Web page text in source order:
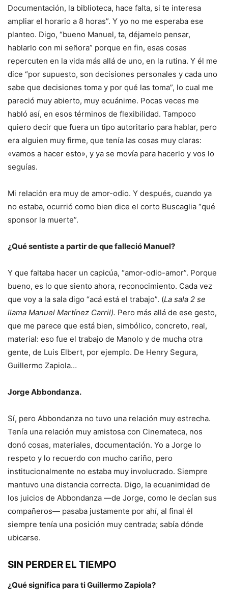
Documentación, la biblioteca, hace falta, si te interesa
ampliar el horario a 8 horas”. Y yo no me esperaba ese
planteo. Digo, “bueno Manuel, ta, déjamelo pensar,
hablarlo con mi señora” porque en fin, esas cosas
repercuten en la vida más allá de uno, en la rutina. Y él me
dice “por supuesto, son decisiones personales y cada uno
sabe que decisiones toma y por qué las toma”, lo cual me
pareció muy abierto, muy ecuánime. Pocas veces me
habló así, en esos términos de flexibilidad. Tampoco
quiero decir que fuera un tipo autoritario para hablar, pero
era alguien muy firme, que tenía las cosas muy claras:
«vamos a hacer esto», y ya se movía para hacerlo y vos lo
seguías.
Mi relación era muy de amor-odio. Y después, cuando ya
no estaba, ocurrió como bien dice el corto Buscaglia “qué
sponsor la muerte”.
¿Qué sentiste a partir de que falleció Manuel?
Y que faltaba hacer un capicúa, “amor-odio-amor”. Porque
bueno, es lo que siento ahora, reconocimiento. Cada vez
que voy a la sala digo “acá está el trabajo”. (La sala 2 se
llama Manuel Martínez Carril). Pero más allá de ese gesto,
que me parece que está bien, simbólico, concreto, real,
material: eso fue el trabajo de Manolo y de mucha otra
gente, de Luis Elbert, por ejemplo. De Henry Segura,
Guillermo Zapiola…
Jorge Abbondanza.
Sí, pero Abbondanza no tuvo una relación muy estrecha.
Tenía una relación muy amistosa con Cinemateca, nos
donó cosas, materiales, documentación. Yo a Jorge lo
respeto y lo recuerdo con mucho cariño, pero
institucionalmente no estaba muy involucrado. Siempre
mantuvo una distancia correcta. Digo, la ecuanimidad de
los juicios de Abbondanza —de Jorge, como le decían sus
compañeros— pasaba justamente por ahí, al final él
siempre tenía una posición muy centrada; sabía dónde
ubicarse.
SIN PERDER EL TIEMPO
¿Qué significa para ti Guillermo Zapiola?